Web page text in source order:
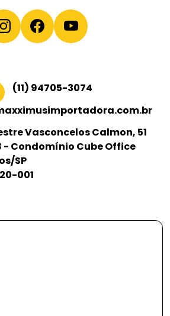
(11) 94705-3074
Vasconcelos Calmon, 51
- Condomínio Cube Office
SP
001